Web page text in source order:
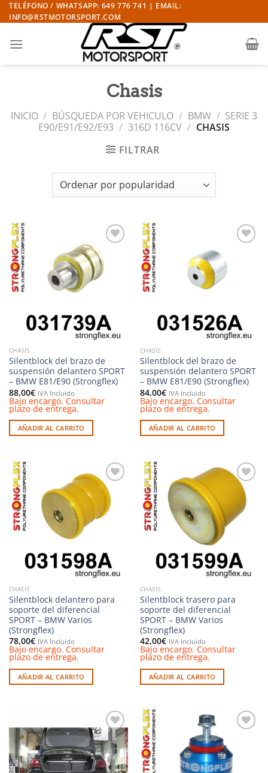
Saltar
al
TELÉFONO / WHATSAPP: 649 776 741 | EMAIL:
INFO@RSTMOTORSPORT.COM
Chasis
INICIO / BÚSQUEDA POR VEHICULO / BMW / SERIE 3
E90/E91/E92/E93 / 316D 116CV / CHASIS
FILTRAR
Añadir
lista de
deseos
CHASIS
Silentblock del brazo de
suspensión delantero SPORT
– BMW E81/E90 (Strongflex)
88,00€ IVA Incluido
Bajo encargo. Consultar
plazo de entrega.
AÑADIR AL CARRITO
CHASIS
Silentblock del brazo de
suspensión delantero SPORT
– BMW E81/E90 (Strongflex)
84,00€ IVA Incluido
Bajo encargo. Consultar
plazo de entrega.
AÑADIR AL CARRITO
Añadir
a la
lista de
deseos
CHASIS
Silentblock delantero para
soporte del diferencial
SPORT – BMW Varios
(Strongflex)
78,00€ IVA Incluido
Bajo encargo. Consultar
plazo de entrega.
AÑADIR AL CARRITO
Añadir
a la
lista de
deseos
CHASIS
Silentblock trasero para
soporte del diferencial
SPORT – BMW Varios
(Strongflex)
42,00€ IVA Incluido
Bajo encargo. Consultar
plazo de entrega.
AÑADIR AL CARRITO
Añadir
a la
lista de
deseos
lista de
deseos